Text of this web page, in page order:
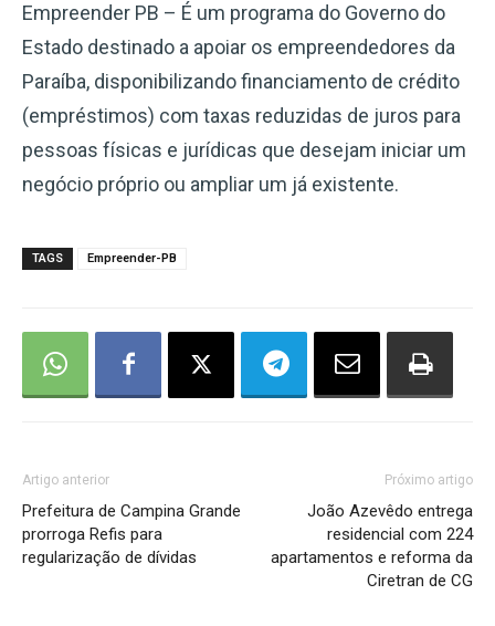
Empreender PB – É um programa do Governo do
Estado destinado a apoiar os empreendedores da
Paraíba, disponibilizando financiamento de crédito
(empréstimos) com taxas reduzidas de juros para
pessoas físicas e jurídicas que desejam iniciar um
negócio próprio ou ampliar um já existente.
TAGS Empreender-PB
Artigo anterior
Prefeitura de Campina Grande
prorroga Refis para
regularização de dívidas
Próximo artigo
João Azevêdo entrega
residencial com 224
apartamentos e reforma da
Ciretran de CG